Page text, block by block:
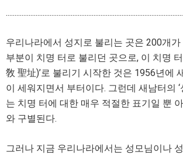
우리나라에서 성지로 불리는 곳은 200개가
부분이 치명 터로 불리던 곳으로, 이 치명
敎 聖址)’로 불리기 시작한 것은 1956년에
이 세워지면서 부터이다. 그런데 새남터의 ‘
는 치명 터에 대한 매우 적절한 표기일 뿐
와 구별된다.
그러나 지금 우리나라에서는 성모님이나